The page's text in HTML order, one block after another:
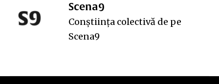
Scena9
Conștiința colectivă de pe
Scena9